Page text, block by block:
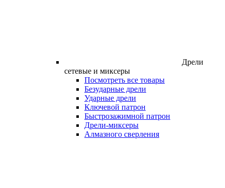
Дрели
сетевые и миксеры
Посмотреть все товары
Безударные дрели
Ударные дрели
Ключевой патрон
Быстрозажимной патрон
Дрели-миксеры
Алмазного сверления